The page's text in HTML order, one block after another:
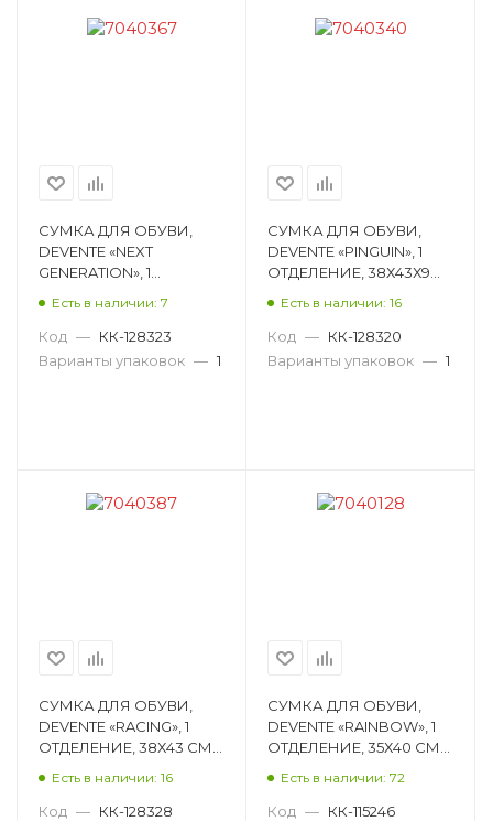
СУМКА ДЛЯ ОБУВИ,
DEVENTE «NEXT
GENERATION», 1
Есть в наличии: 7
Код — КК-128323
Варианты упаковок — 1
СУМКА ДЛЯ ОБУВИ,
DEVENTE «PINGUIN», 1
ОТДЕЛЕНИЕ, 38Х43Х9
Есть в наличии: 16
Код — КК-128320
Варианты упаковок — 1
СУМКА ДЛЯ ОБУВИ,
DEVENTE «RACING», 1
ОТДЕЛЕНИЕ, 38Х43 СМ
Есть в наличии: 16
Код — КК-128328
СУМКА ДЛЯ ОБУВИ,
DEVENTE «RAINBOW», 1
ОТДЕЛЕНИЕ, 35Х40 СМ
Есть в наличии: 72
Код — КК-115246